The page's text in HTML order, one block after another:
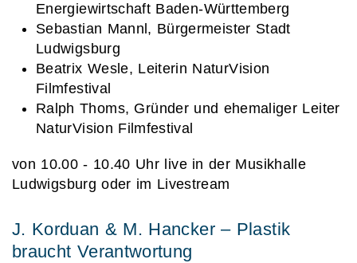
Energiewirtschaft Baden-Württemberg
Sebastian Mannl, Bürgermeister Stadt
Ludwigsburg
Beatrix Wesle, Leiterin NaturVision
Filmfestival
Ralph Thoms, Gründer und ehemaliger Leiter
NaturVision Filmfestival
von 10.00 - 10.40 Uhr live in der Musikhalle
Ludwigsburg oder im Livestream
J. Korduan & M. Hancker – Plastik
braucht Verantwortung